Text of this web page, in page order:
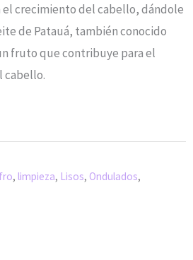
el crecimiento del cabello, dándole
de Patauá, también conocido
fruto que contribuye para el
cabello.
, limpieza, Lisos, Ondulados,